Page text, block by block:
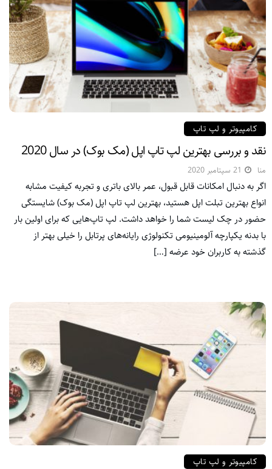
کامپیوتر و لپ تاپ
نقد و بررسی بهترین لپ تاپ اپل (مک بوک) در سال 2020
منا 21 سپتامبر 2020
اگر به دنبال امکانات قابل قبول، عمر بالای باتری و تجربه کیفیت مشابه
انواع بهترین تبلت اپل هستید، بهترین لپ تاپ اپل (مک بوک) شایستگی
حضور در چک لیست شما را خواهد داشت. لپ تاپ‌هایی که برای اولین بار
با بدنه یکپارچه آلومینیومی تکنولوژی رایانه‌های پرتابل را خیلی بهتر از
گذشته به کاربران خود عرضه […]
کامپیوتر و لپ تاپ